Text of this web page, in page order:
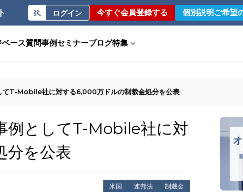
ログイン 今すぐ会員登録する 個別説明ご希望
ース質問事例 セミナーブログ特集
T-Mobile社に対する6,000万ドルの制裁金処分を公表
としてT-Mobile社に対
分を公表
米国 連邦法 制裁金